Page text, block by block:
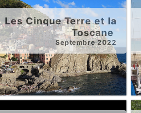
Les Cinque Terre et la
Toscane
Septembre 2022